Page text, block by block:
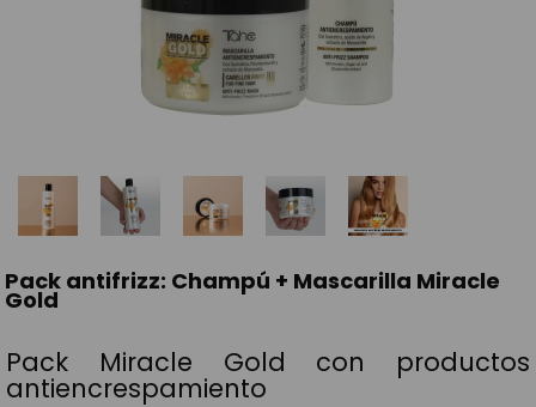
Pack antifrizz: Champú + Mascarilla Miracle
Gold
Pack Miracle Gold con productos
antiencrespamiento